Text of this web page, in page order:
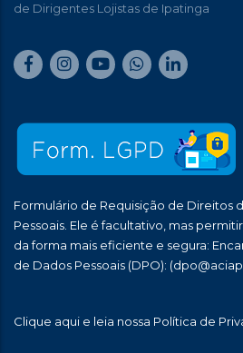
de Dirigentes Lojistas de Ipatinga
Formulário de Requisição de Direitos
Pessoais. Ele é facultativo, mas
da forma mais eficiente e segura:
de Dados Pessoais (DPO):
Clique aqui e leia nossa Política de